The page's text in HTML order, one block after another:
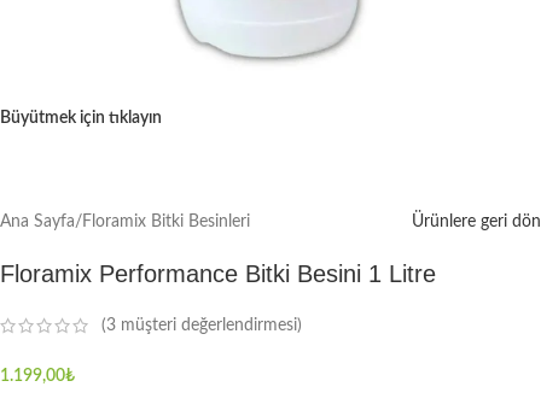
Büyütmek için tıklayın
Ana Sayfa/ Floramix Bitki Besinleri Ürünlere geri dön
Floramix Performance Bitki Besini 1 Litre
(3 müşteri değerlendirmesi)
1.199,00₺